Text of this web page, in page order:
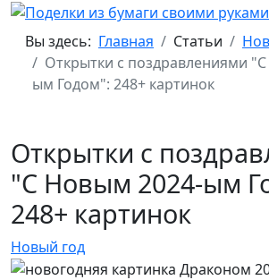
Вы здесь: Главная Статьи
Открытки с поздравлениями
ым Годом": 248+ картинок
Открытки с
"С Новым 2024-ым
248+ картинок
Новый год